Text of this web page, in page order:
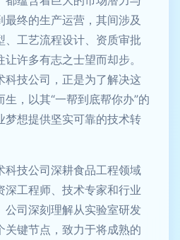
终的生产运营，其间涉及
、工艺流程设计、资质审批
许多有志之士望而却步。
科技公司，正是为了解决这
，以其“一帮到底帮你办”的
梦想提供坚实可靠的技术转
科技公司深耕食品工程领域
深工程师、技术专家和行业
公司深刻理解从实验室研发
关键节点，致力于将成熟的